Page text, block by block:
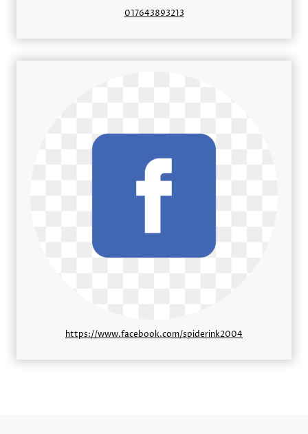
017643893213
https://www.facebook.com/spiderink2004